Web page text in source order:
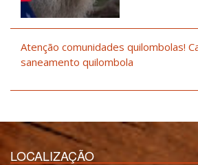
Atenção comunidades quilombolas!
saneamento quilombola
LOCALIZAÇÃO